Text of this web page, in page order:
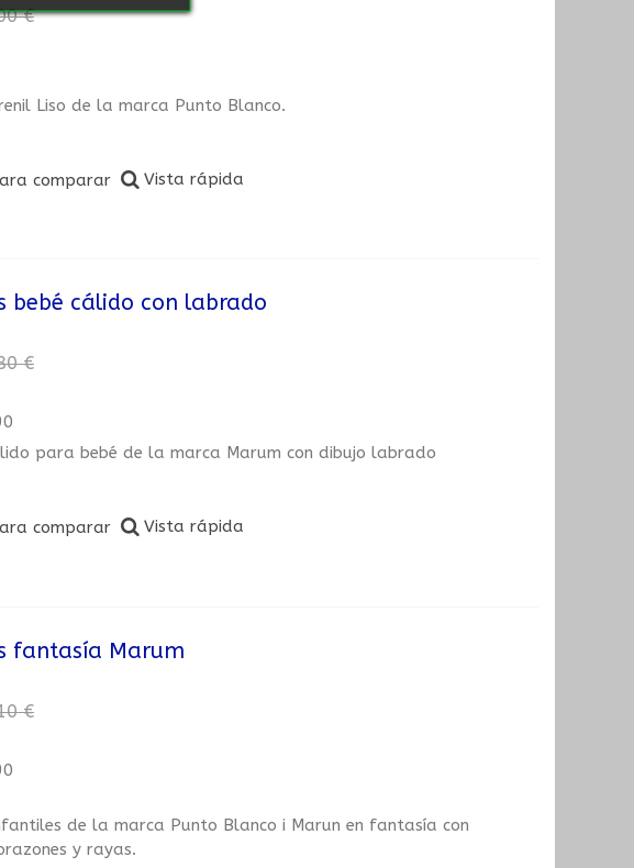
€
Liso de la marca Punto Blanco.
comparar Vista rápida
bebé cálido con labrado
€
para bebé de la marca Marum con dibujo labrado
comparar Vista rápida
fantasía Marum
€
de la marca Punto Blanco i Marun en fantasía con
y rayas.